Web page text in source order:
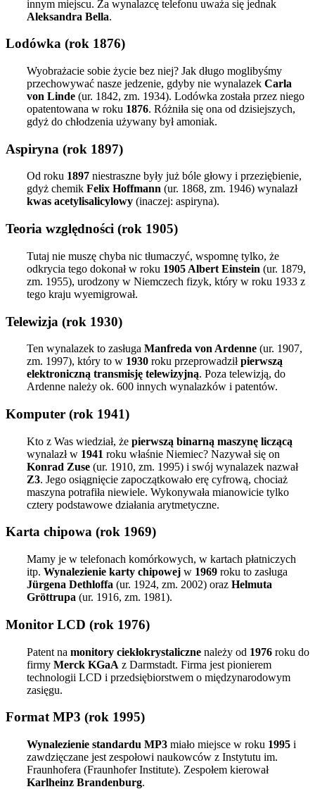
innym miejscu. Za wynalazcę telefonu uważa się jednak
Aleksandra Bella.
Lodówka (rok 1876)
Wyobrażacie sobie życie bez niej? Jak długo moglibyśmy
przechowywać nasze jedzenie, gdyby nie wynalazek Carla
von Linde (ur. 1842, zm. 1934). Lodówka została przez niego
opatentowana w roku 1876. Różniła się ona od dzisiejszych,
gdyż do chłodzenia używany był amoniak.
Aspiryna (rok 1897)
Od roku 1897 niestraszne były już bóle głowy i przeziębienie,
gdyż chemik Felix Hoffmann (ur. 1868, zm. 1946) wynalazł
kwas acetylisalicylowy (inaczej: aspiryna).
Teoria względności (rok 1905)
Tutaj nie muszę chyba nic tłumaczyć, wspomnę tylko, że
odkrycia tego dokonał w roku 1905 Albert Einstein (ur. 1879,
zm. 1955), urodzony w Niemczech fizyk, który w roku 1933 z
tego kraju wyemigrował.
Telewizja (rok 1930)
Ten wynalazek to zasługa Manfreda von Ardenne (ur. 1907,
zm. 1997), który to w 1930 roku przeprowadziłpierwszą
elektroniczną transmisję telewizyjną. Poza telewizją, do
Ardenne należy ok. 600 innych wynalazków i patentów.
Komputer (rok 1941)
Kto z Was wiedział, że pierwszą binarną maszynę liczącą
wynalazł w 1941 roku właśnie Niemiec? Nazywał się on
Konrad Zuse (ur. 1910, zm. 1995) i swój wynalazek nazwał
Z3. Jego osiągnięcie zapoczątkowało erę cyfrową, chociaż
maszyna potrafiła niewiele. Wykonywała mianowicie tylko
cztery podstawowe działania arytmetyczne.
Karta chipowa (rok 1969)
Mamy je w telefonach komórkowych, w kartach płatniczych
itp. Wynalezienie karty chipowej w 1969 roku to zasługa
Jürgena Dethloffa (ur. 1924, zm. 2002) oraz Helmuta
Gröttrupa (ur. 1916, zm. 1981).
Monitor LCD (rok 1976)
Patent na monitory ciekłokrystaliczne należy od 1976 roku do
firmy Merck KGaA z Darmstadt. Firma jest pionierem
technologii LCD i przedsiębiorstwem o międzynarodowym
zasięgu.
Format MP3 (rok 1995)
Wynalezienie standardu MP3 miało miejsce w roku 1995 i
zawdzięczane jest zespołowi naukowców z Instytutu im.
Fraunhofera (Fraunhofer Institute). Zespołem kierował
Karlheinz Brandenburg.